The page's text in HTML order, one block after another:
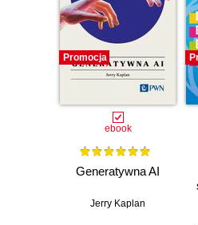
Promocja
ebook
Generatywna AI
Jerry Kaplan